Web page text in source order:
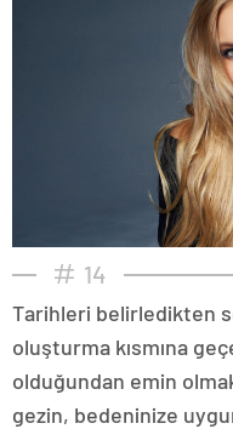
14
Tarihleri belirledikten
oluşturma kısmına
olduğundan emin
gezin, bedeninize